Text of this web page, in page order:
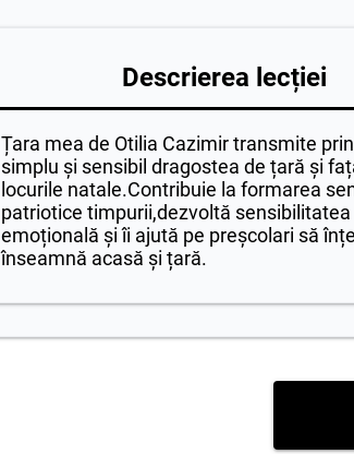
Descrierea lecției
Țara mea de Otilia Cazimir transmite
simplu și sensibil dragostea de țară și
locurile natale.Contribuie la formarea
patriotice timpurii,dezvoltă sensibilitatea
emoțională și îi ajută pe preșcolari să
înseamnă acasă și țară.